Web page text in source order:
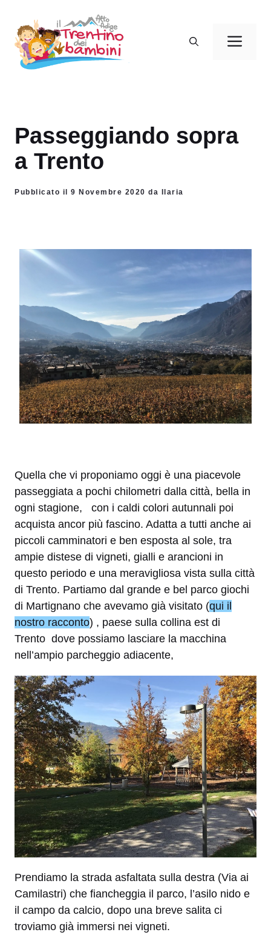
contenuto
Passeggiando sopra
a Trento
Pubblicato il 9 Novembre 2020 da Ilaria
Quella che vi proponiamo oggi è una piacevole
passeggiata a pochi chilometri dalla città, bella in
ogni stagione, con i caldi colori autunnali poi
acquista ancor più fascino. Adatta a tutti anche ai
piccoli camminatori e ben esposta al sole, tra
ampie distese di vigneti, gialli e arancioni in
questo periodo e una meravigliosa vista sulla città
di Trento. Partiamo dal grande e bel parco giochi
di Martignano che avevamo già visitato (qui il
nostro racconto) , paese sulla collina est di
Trento dove possiamo lasciare la macchina
nell’ampio parcheggio adiacente,
Prendiamo la strada asfaltata sulla destra (Via ai
Camilastri) che fiancheggia il parco, l’asilo nido e
il campo da calcio, dopo una breve salita ci
troviamo già immersi nei vigneti.